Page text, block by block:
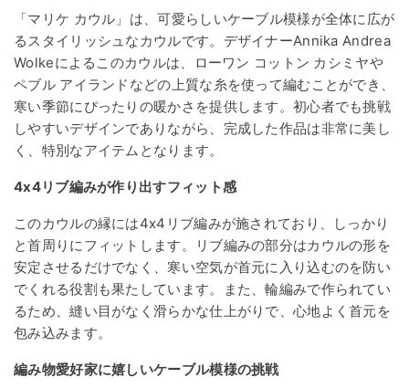
「マリケ カウル」は、可愛らしいケーブル模様が全体に広が
るスタイリッシュなカウルです。デザイナーAnnika Andrea
Wolkeによるこのカウルは、ローワン コットン カシミヤや
ペブル アイランドなどの上質な糸を使って編むことができ、
寒い季節にぴったりの暖かさを提供します。初心者でも挑戦
しやすいデザインでありながら、完成した作品は非常に美し
く、特別なアイテムとなります。
4x4リブ編みが作り出すフィット感
このカウルの縁には4x4リブ編みが施されており、しっかり
と首周りにフィットします。リブ編みの部分はカウルの形を
安定させるだけでなく、寒い空気が首元に入り込むのを防い
でくれる役割も果たしています。また、輪編みで作られてい
るため、縫い目がなく滑らかな仕上がりで、心地よく首元を
包み込みます。
編み物愛好家に嬉しいケーブル模様の挑戦